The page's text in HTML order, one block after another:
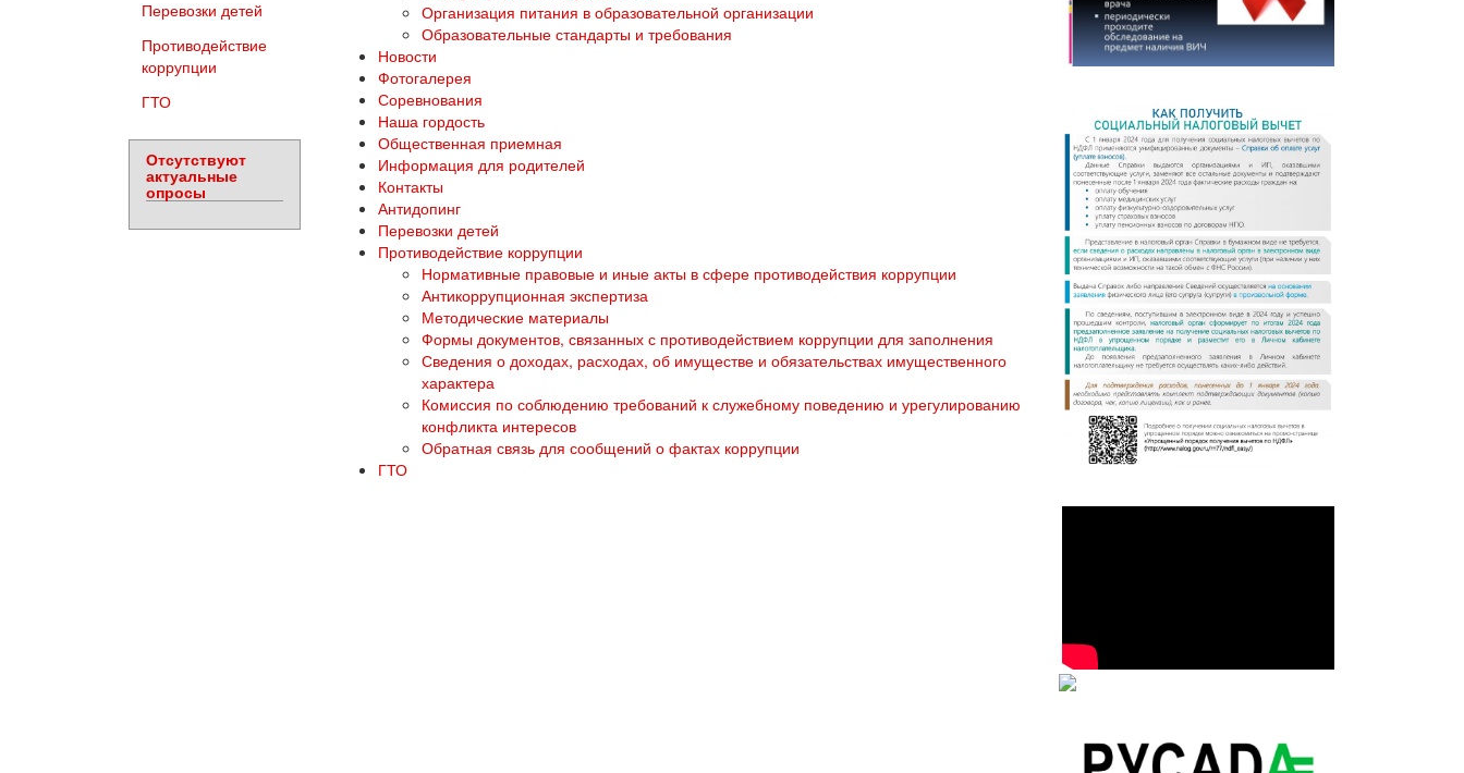
Перевозки детей
Противодействие
коррупции
ГТО
Отсутствуют
актуальные
опросы
Организация питания в образовательной организации
Образовательные стандарты и требования
Новости
Фотогалерея
Соревнования
Наша гордость
Общественная приемная
Информация для родителей
Контакты
Антидопинг
Перевозки детей
Противодействие коррупции
Нормативные правовые и иные акты в сфере противодействия коррупции
Антикоррупционная экспертиза
Методические материалы
Формы документов, связанных с противодействием коррупции для заполнения
Сведения о доходах, расходах, об имуществе и обязательствах имущественного
характера
Комиссия по соблюдению требований к служебному поведению и урегулированию
конфликта интересов
Обратная связь для сообщений о фактах коррупции
ГТО